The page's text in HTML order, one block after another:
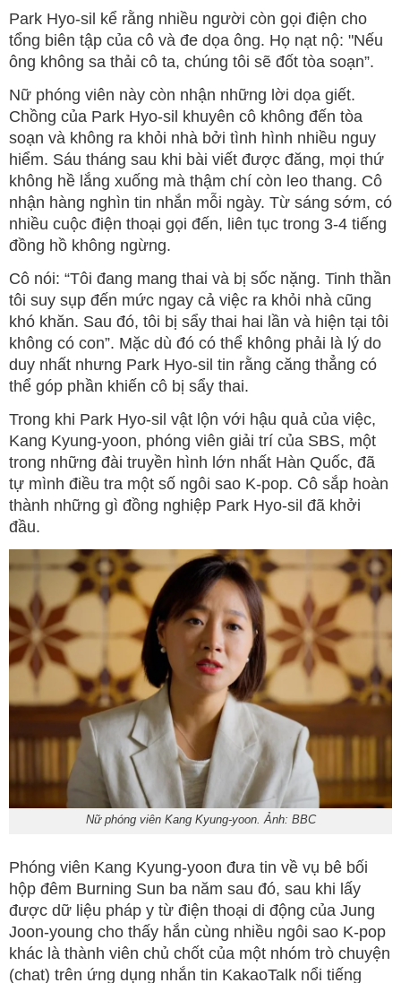
Park Hyo-sil kể rằng nhiều người còn gọi điện cho
tổng biên tập của cô và đe dọa ông. Họ nạt nộ: "Nếu
ông không sa thải cô ta, chúng tôi sẽ đốt tòa soạn”.
Nữ phóng viên này còn nhận những lời dọa giết.
Chồng của Park Hyo-sil khuyên cô không đến tòa
soạn và không ra khỏi nhà bởi tình hình nhiều nguy
hiểm. Sáu tháng sau khi bài viết được đăng, mọi thứ
không hề lắng xuống mà thậm chí còn leo thang. Cô
nhận hàng nghìn tin nhắn mỗi ngày. Từ sáng sớm, có
nhiều cuộc điện thoại gọi đến, liên tục trong 3-4 tiếng
đồng hồ không ngừng.
Cô nói: “Tôi đang mang thai và bị sốc nặng. Tinh thần
tôi suy sụp đến mức ngay cả việc ra khỏi nhà cũng
khó khăn. Sau đó, tôi bị sẩy thai hai lần và hiện tại tôi
không có con”. Mặc dù đó có thể không phải là lý do
duy nhất nhưng Park Hyo-sil tin rằng căng thẳng có
thể góp phần khiến cô bị sẩy thai.
Trong khi Park Hyo-sil vật lộn với hậu quả của việc,
Kang Kyung-yoon, phóng viên giải trí của SBS, một
trong những đài truyền hình lớn nhất Hàn Quốc, đã
tự mình điều tra một số ngôi sao K-pop. Cô sắp hoàn
thành những gì đồng nghiệp Park Hyo-sil đã khởi
đầu.
Nữ phóng viên Kang Kyung-yoon. Ảnh: BBC
Phóng viên Kang Kyung-yoon đưa tin về vụ bê bối
hộp đêm Burning Sun ba năm sau đó, sau khi lấy
được dữ liệu pháp y từ điện thoại di động của Jung
Joon-young cho thấy hắn cùng nhiều ngôi sao K-pop
khác là thành viên chủ chốt của một nhóm trò chuyện
(chat) trên ứng dụng nhắn tin KakaoTalk nổi tiếng